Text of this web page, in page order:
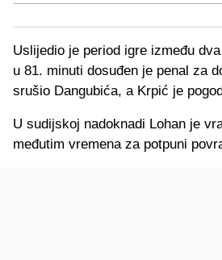
Uslijedio je period igre između
u 81. minuti dosuđen je penal za
srušio Dangubića, a Krpić je
U sudijskoj nadoknadi Lohan je
međutim vremena za potpuni